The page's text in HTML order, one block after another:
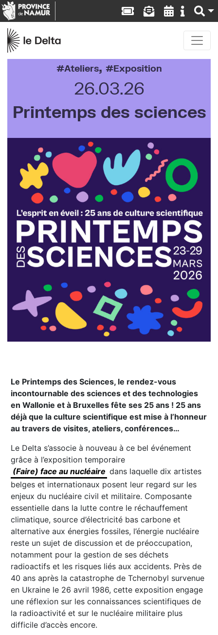
Ateliers, Exposition
26.03.26
Printemps des sciences
Le Printemps des Sciences, le rendez-vous
incontournable des sciences et des technologies
en Wallonie et à Bruxelles fête ses 25 ans ! 25 ans
déjà que la culture scientifique est mise à l’honneur
au travers de visites, ateliers, conférences…
Le Delta s’associe à nouveau à ce bel événement
grâce à l’exposition temporaire
(Faire) face au nucléaire dans laquelle dix artistes
belges et internationaux posent leur regard sur les
enjeux du nucléaire civil et militaire. Composante
essentielle dans la lutte contre le réchauffement
climatique, source d’électricité bas carbone et
alternative aux énergies fossiles, l’énergie nucléaire
reste un sujet de discussion et de préoccupation,
notamment pour la gestion de ses déchets
radioactifs et les risques liés aux accidents. Près de
40 ans après la catastrophe de Tchernobyl survenue
en Ukraine le 26 avril 1986, cette exposition engage
une réflexion sur les connaissances scientifiques de
la radioactivité et sur le nucléaire militaire plus
difficile d’accès encore.